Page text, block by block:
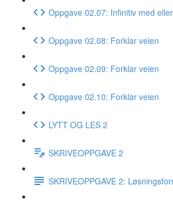
Oppgave 02.07: Infinitiv med
Oppgave 02.08: Forklar veien
Oppgave 02.09: Forklar veien
Oppgave 02.10: Forklar veien
LYTT OG LES 2
SKRIVEOPPGAVE 2
SKRIVEOPPGAVE 2: